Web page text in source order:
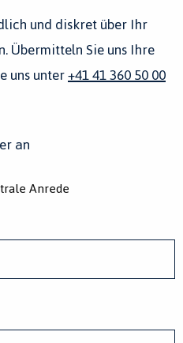
und diskret über Ihr
Übermitteln Sie uns Ihre
uns unter+41 41 360 50 00
an
Anrede